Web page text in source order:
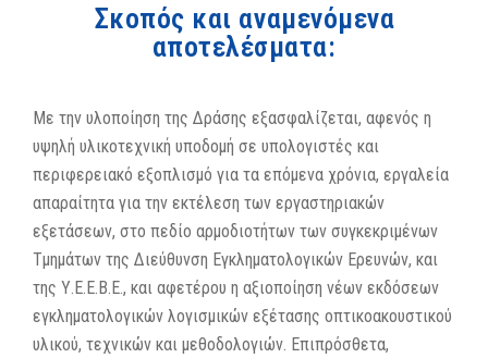
Σκοπός και αναμενόμενα
αποτελέσματα:
Με την υλοποίηση της Δράσης εξασφαλίζεται, αφενός η
υψηλή υλικοτεχνική υποδομή σε υπολογιστές και
περιφερειακό εξοπλισμό για τα επόμενα χρόνια, εργαλεία
απαραίτητα για την εκτέλεση των εργαστηριακών
εξετάσεων, στο πεδίο αρμοδιοτήτων των συγκεκριμένων
Τμημάτων της Διεύθυνση Εγκληματολογικών Ερευνών, και
της Υ.Ε.Ε.Β.Ε., και αφετέρου η αξιοποίηση νέων εκδόσεων
εγκληματολογικών λογισμικών εξέτασης οπτικοακουστικού
υλικού, τεχνικών και μεθοδολογιών. Επιπρόσθετα,